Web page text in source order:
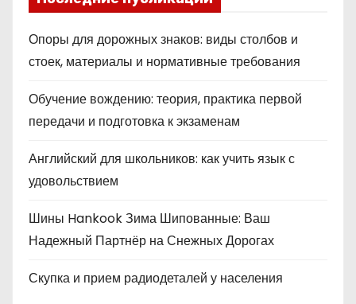
Опоры для дорожных знаков: виды столбов и
стоек, материалы и нормативные требования
Обучение вождению: теория, практика первой
передачи и подготовка к экзаменам
Английский для школьников: как учить язык с
удовольствием
Шины Hankook Зима Шипованные: Ваш
Надежный Партнёр на Снежных Дорогах
Скупка и прием радиодеталей у населения